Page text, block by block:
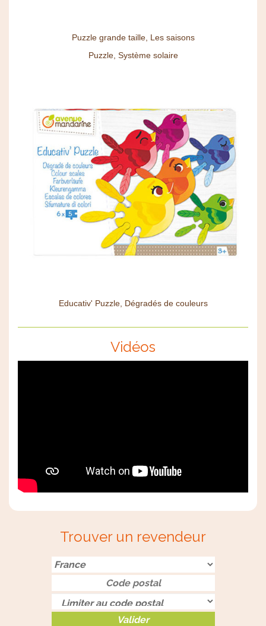
Puzzle grande taille, Les saisons
Puzzle, Système solaire
Educativ' Puzzle, Dégradés de couleurs
Vidéos
Trouver un revendeur
Valider